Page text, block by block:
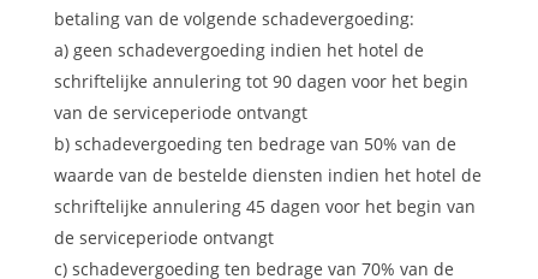
betaling van de volgende schadevergoeding:
a) geen schadevergoeding indien het hotel de
schriftelijke annulering tot 90 dagen voor het begin
van de serviceperiode ontvangt
b) schadevergoeding ten bedrage van 50% van de
waarde van de bestelde diensten indien het hotel de
schriftelijke annulering 45 dagen voor het begin van
de serviceperiode ontvangt
c) schadevergoeding ten bedrage van 70% van de